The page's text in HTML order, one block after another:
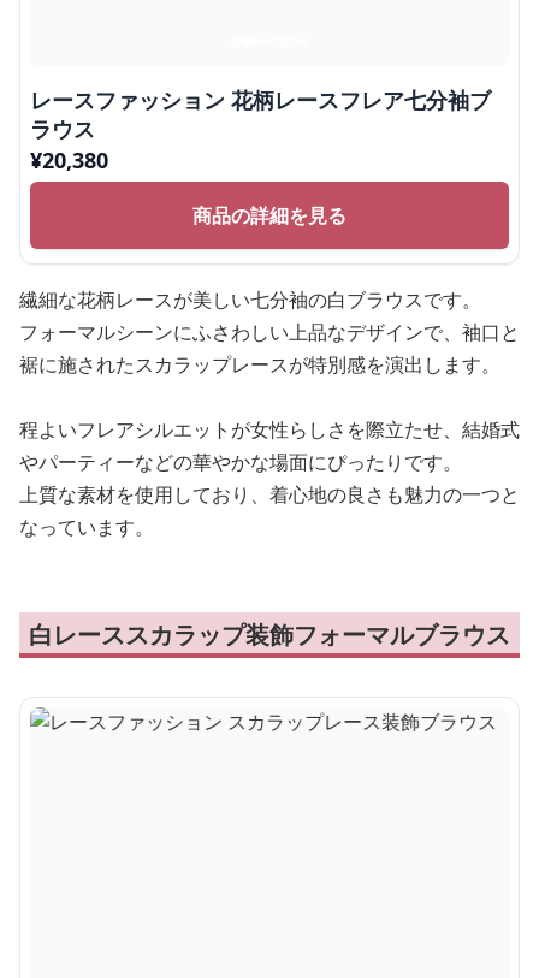
レースファッション 花柄レースフレア七分袖ブ
ラウス
¥20,380
商品の詳細を見る
繊細な花柄レースが美しい七分袖の白ブラウスです。
フォーマルシーンにふさわしい上品なデザインで、袖口と
裾に施されたスカラップレースが特別感を演出します。
程よいフレアシルエットが女性らしさを際立たせ、結婚式
やパーティーなどの華やかな場面にぴったりです。
上質な素材を使用しており、着心地の良さも魅力の一つと
なっています。
白レーススカラップ装飾フォーマルブラウス